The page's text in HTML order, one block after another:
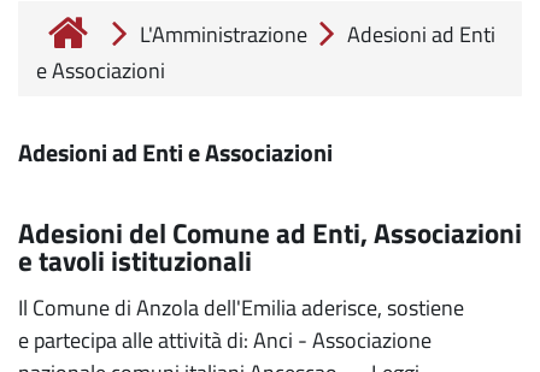
L'Amministrazione
Adesioni ad Enti
e Associazioni
Adesioni ad Enti e Associazioni
Adesioni del Comune ad Enti, Associazioni
e tavoli istituzionali
Il Comune di Anzola dell'Emilia aderisce, sostiene
e partecipa alle attività di: Anci - Associazione